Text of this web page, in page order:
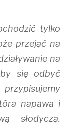
tylko
przejąć na
na
się odbyć
napawa i
słodyczą.